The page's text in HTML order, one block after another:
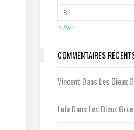
31
« Avr
COMMENTAIRES
Vincent DansLes Dieux
LuluDansLes Dieux